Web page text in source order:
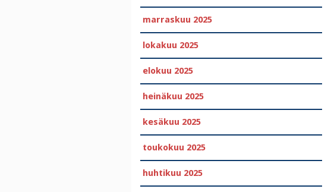
marraskuu 2025
lokakuu 2025
elokuu 2025
heinäkuu 2025
kesäkuu 2025
toukokuu 2025
huhtikuu 2025